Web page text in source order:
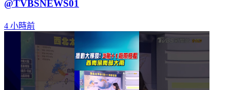
@TVBSNEWS01
4 小時前